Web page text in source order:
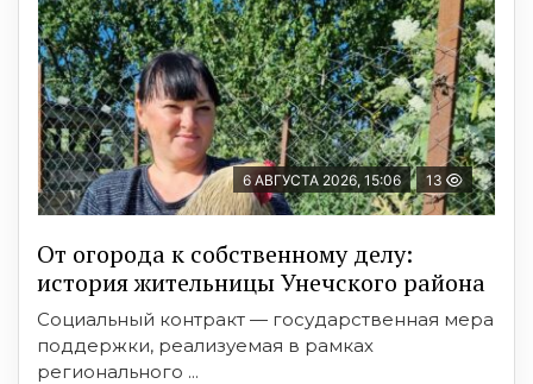
6 АВГУСТА 2026, 15:06 13
От огорода к собственному делу:
история жительницы Унечского района
Социальный контракт — государственная мера
поддержки, реализуемая в рамках
регионального ...